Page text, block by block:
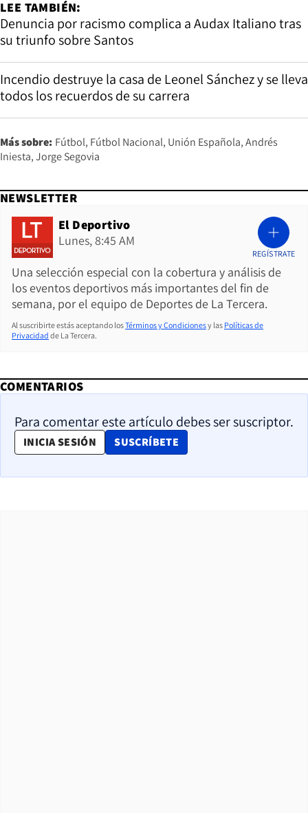
LEE TAMBIÉN:
Denuncia por racismo complica a Audax Italiano tras
su triunfo sobre Santos
Incendio destruye la casa de Leonel Sánchez y se lleva
todos los recuerdos de su carrera
Más sobre: Fútbol Fútbol Nacional Unión Española Andrés
Iniesta Jorge Segovia
NEWSLETTER
El Deportivo
Lunes, 8:45 AM
Una selección especial con la cobertura y análisis de
los eventos deportivos más importantes del fin de
semana, por el equipo de Deportes de La Tercera.
REGÍSTRATE
Al suscribirte estás aceptando losTérminos y Condicionesy las Políticas de
Privacidad de La Tercera.
COMENTARIOS
Para comentar este artículo debes ser suscriptor.
INICIA SESIÓN SUSCRÍBETE
OPENS IN NEW WINDOW